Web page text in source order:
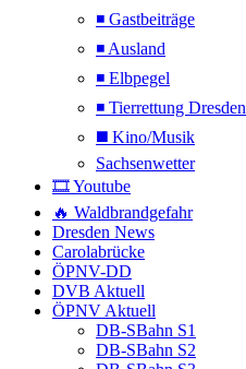
◾ Gastbeiträge
◾ Ausland
◾ Elbpegel
◾ Tierrettung Dresden
◼️ Kino/Musik
Sachsenwetter
🎞️ Youtube
🔥 Waldbrandgefahr
Dresden News
Carolabrücke
ÖPNV-DD
DVB Aktuell
ÖPNV Aktuell
DB-SBahn S1
DB-SBahn S2